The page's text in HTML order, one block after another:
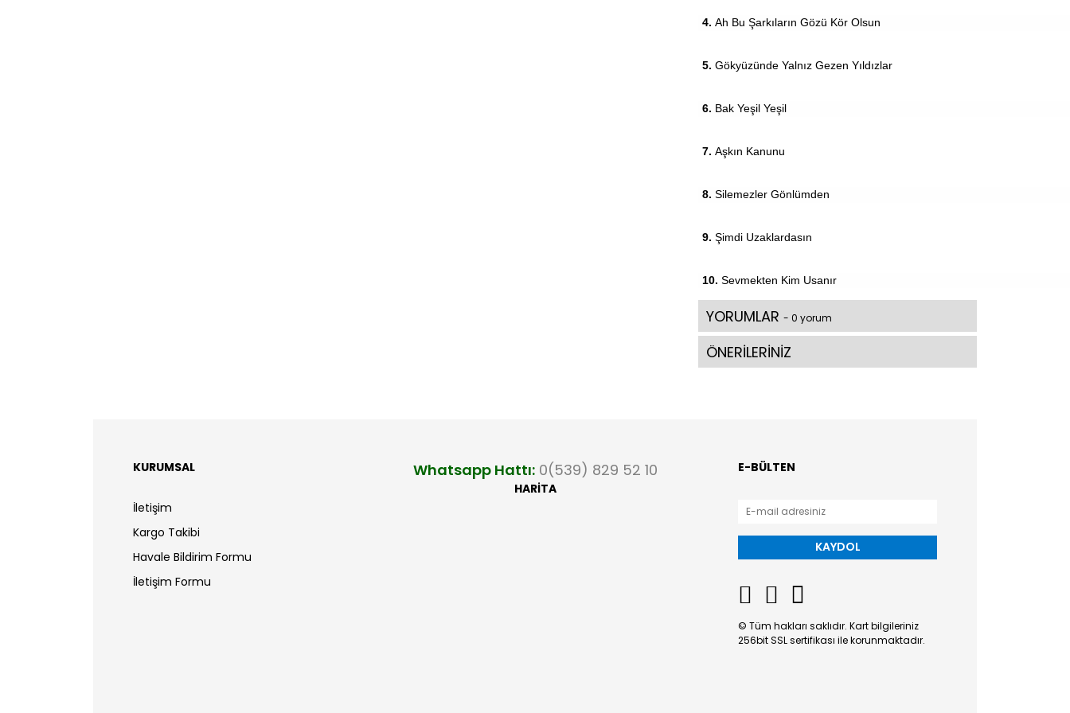
4. Ah Bu Şarkıların Gözü Kör Olsun
5. Gökyüzünde Yalnız Gezen Yıldızlar
6. Bak Yeşil Yeşil
7. Aşkın Kanunu
8. Silemezler Gönlümden
9. Şimdi Uzaklardasın
10. Sevmekten Kim Usanır
YORUMLAR - 0 yorum
ÖNERİLERİNİZ
KURUMSAL
İletişim
Kargo Takibi
Havale Bildirim Formu
İletişim Formu
Whatsapp Hattı: 0(539) 829 52 10
HARİTA
E-BÜLTEN
KAYDOL
© Tüm hakları saklıdır. Kart bilgileriniz
256bit SSL sertifikası ile korunmaktadır.